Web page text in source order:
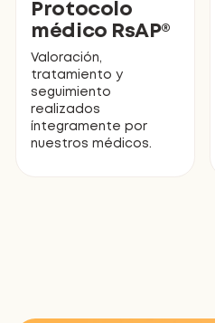
Protocolo
médico RsAP®
Valoración,
tratamiento y
seguimiento
realizados
íntegramente por
nuestros médicos.